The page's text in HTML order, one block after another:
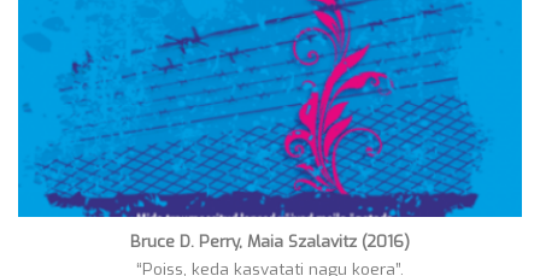
Bruce D. Perry, Maia Szalavitz (2016)
“Poiss, keda kasvatati nagu koera”.